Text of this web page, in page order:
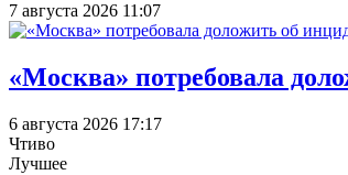
7 августа 2026 11:07
«Москва» потребовала
6 августа 2026 17:17
Чтиво
Лучшее